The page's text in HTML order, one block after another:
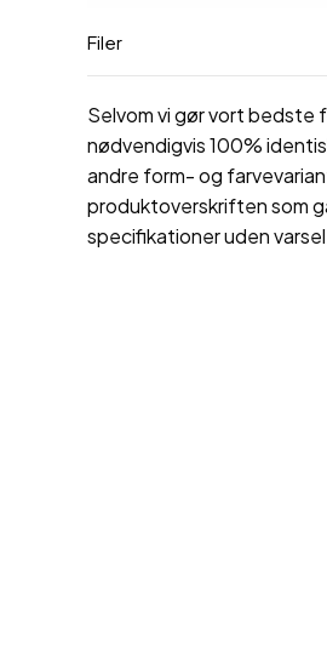
Filer
Selvom vi gør vort bedste
nødvendigvis 100%
andre form- og
produktoverskriften som
specifikationer uden